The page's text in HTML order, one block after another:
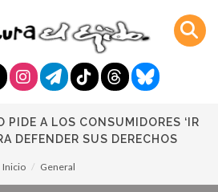
PIDE A LOS CONSUMIDORES ‘IR
DEFENDER SUS DERECHOS
Inicio General